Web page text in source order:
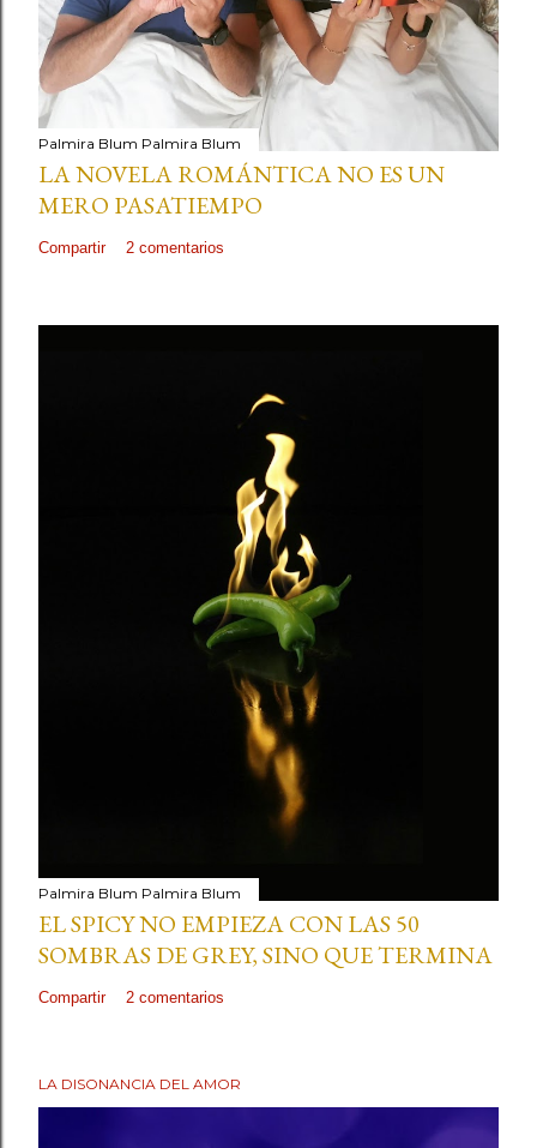
Palmira Blum Palmira Blum
LA NOVELA ROMÁNTICA NO ES UN
MERO PASATIEMPO
Compartir 2 comentarios
Palmira Blum Palmira Blum
EL SPICY NO EMPIEZA CON LAS 50
SOMBRAS DE GREY, SINO QUE TERMINA
Compartir 2 comentarios
LA DISONANCIA DEL AMOR